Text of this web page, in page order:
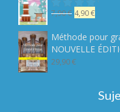
Notesur
5
7,90€ Le
initial
était :
7,90 €.
4,90€Le
actuel
est :
Méthode pour
NOUVELLE
29,90€